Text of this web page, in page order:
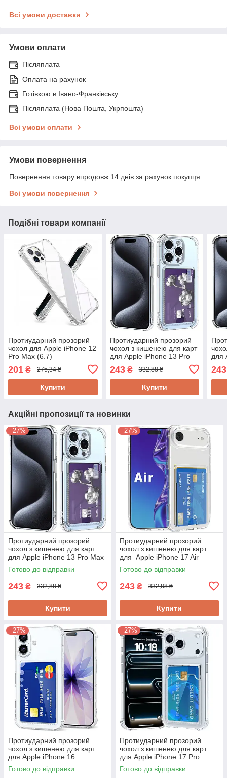
Всі умови доставки
Умови оплати
Післяплата
Оплата на рахунок
Готівкою в Івано-Франківську
Післяплата (Нова Пошта, Укрпошта)
Всі умови оплати
Умови повернення
Повернення товару впродовж 14 днів за рахунок покупця
Всі умови повернення
Подібні товари компанії
Протиударний прозорий
чохол для Apple iPhone 12
Pro Max (6.7)
201 ₴ 275,34 ₴
Купити
Протиударний прозорий
чохол з кишенею для карт
для Apple iPhone 13 Pro
243₴ 332,88 ₴
Купити
для
243
Акційні пропозиції та новинки
–27%
Протиударний прозорий
чохол з кишенею для карт
для Apple iPhone 13 Pro Max
Готово до відправки
243 ₴ 332,88 ₴
Купити
–27%
Протиударний прозорий
чохол з кишенею для карт
для Apple iPhone 17 Air
Готово до відправки
243 ₴ 332,88 ₴
Купити
–27%
Протиударний прозорий
чохол з кишенею для карт
для Apple iPhone 16
Готово до відправки
–27%
Протиударний прозорий
чохол з кишенею для карт
для Apple iPhone 17 Pro
Готово до відправки